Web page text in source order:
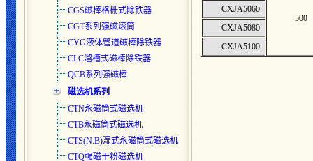
CGS磁棒格栅式除铁器
CGT系列强磁滚筒
CYG液体管道磁棒除铁器
CLC溜槽式磁棒除铁器
QCB系列强磁棒
磁选机系列
CTN永磁筒式磁选机
CTB永磁筒式磁选机
CTS(N.B)湿式永磁筒式磁选机
CTQ强磁干粉磁选机
500
CXJA5060
CXJA5080
CXJA5100